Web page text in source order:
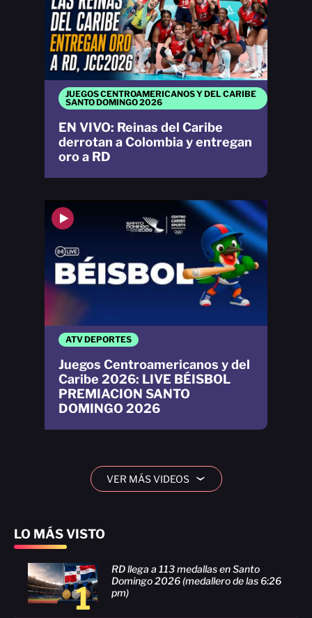
LO MÁS VISTO
1
RD llega a 113 medallas en Santo
Domingo 2026 (medallero de las 6:26
pm)
ATV DEPORTES
Juegos Centroamericanos y del
Caribe 2026: LIVE BÉISBOL
PREMIACION SANTO
DOMINGO 2026
JUEGOS CENTROAMERICANOS Y DEL CARIBE
SANTO DOMINGO 2026
EN VIVO: Reinas del Caribe
derrotan a Colombia y entregan
oro a RD
VER MÁS VIDEOS ›